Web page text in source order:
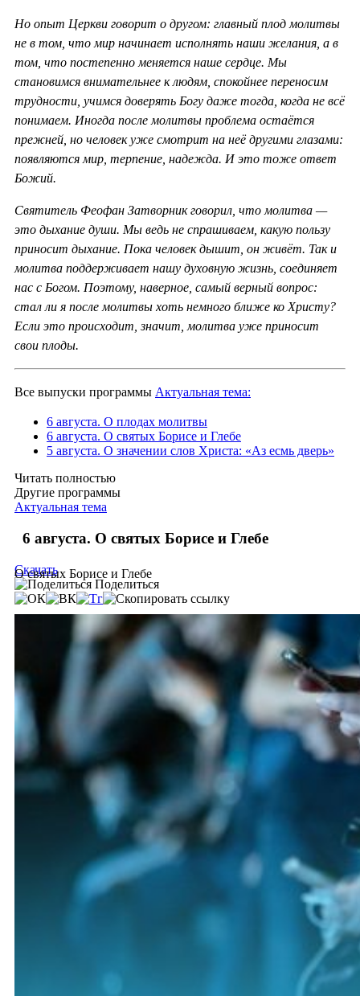
Но опыт Церкви говорит о другом: главный плод молитвы
не в том, что мир начинает исполнять наши желания, а в
том, что постепенно меняется наше сердце. Мы
становимся внимательнее к людям, спокойнее переносим
трудности, учимся доверять Богу даже тогда, когда не всё
понимаем. Иногда после молитвы проблема остаётся
прежней, но человек уже смотрит на неё другими глазами:
появляются мир, терпение, надежда. И это тоже ответ
Божий.
Святитель Феофан Затворник говорил, что молитва —
это дыхание души. Мы ведь не спрашиваем, какую пользу
приносит дыхание. Пока человек дышит, он живёт. Так и
молитва поддерживает нашу духовную жизнь, соединяет
нас с Богом. Поэтому, наверное, самый верный вопрос:
стал ли я после молитвы хоть немного ближе ко Христу?
Если это происходит, значит, молитва уже приносит
свои плоды.
Все выпуски программы Актуальная тема:
6 августа. О плодах молитвы
6 августа. О святых Борисе и Глебе
5 августа. О значении слов Христа: «Аз есмь дверь»
Читать полностью
Другие программы
Актуальная тема
6 августа. О святых Борисе и Глебе
О святых Борисе и Глебе
Скачать
Поделиться